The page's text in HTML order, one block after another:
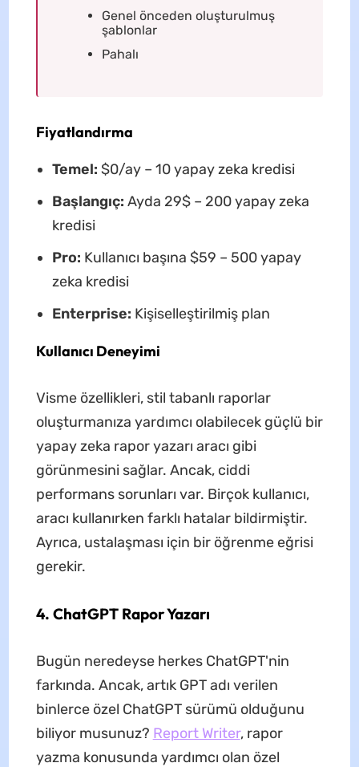
Genel önceden oluşturulmuş
şablonlar
Pahalı
Fiyatlandırma
Temel: $0/ay – 10 yapay zeka kredisi
Başlangıç: Ayda 29$ – 200 yapay zeka
kredisi
Pro: Kullanıcı başına $59 – 500 yapay
zeka kredisi
Enterprise: Kişiselleştirilmiş plan
Kullanıcı Deneyimi
Visme özellikleri, stil tabanlı raporlar
oluşturmanıza yardımcı olabilecek güçlü bir
yapay zeka rapor yazarı aracı gibi
görünmesini sağlar. Ancak, ciddi
performans sorunları var. Birçok kullanıcı,
aracı kullanırken farklı hatalar bildirmiştir.
Ayrıca, ustalaşması için bir öğrenme eğrisi
gerekir.
4. ChatGPT Rapor Yazarı
Bugün neredeyse herkes ChatGPT'nin
farkında. Ancak, artık GPT adı verilen
binlerce özel ChatGPT sürümü olduğunu
biliyor musunuz? Report Writer, rapor
yazma konusunda yardımcı olan özel